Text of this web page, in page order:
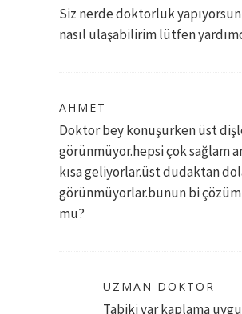
Siz nerde doktorluk
nasıl ulaşabilirim lütfen
AHMET
Doktor bey konuşurken üst
görünmüyor.hepsi çok sağlam
kısa geliyorlar.üst dudaktan
görünmüyorlar.bunun bi
mu?
UZMAN DOKTOR
Tabiki var kaplama